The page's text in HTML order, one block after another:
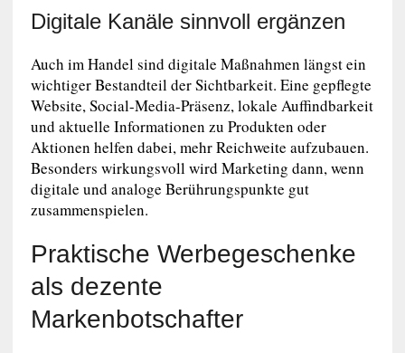
Digitale Kanäle sinnvoll ergänzen
Auch im Handel sind digitale Maßnahmen längst ein
wichtiger Bestandteil der Sichtbarkeit. Eine gepflegte
Website, Social-Media-Präsenz, lokale Auffindbarkeit
und aktuelle Informationen zu Produkten oder
Aktionen helfen dabei, mehr Reichweite aufzubauen.
Besonders wirkungsvoll wird Marketing dann, wenn
digitale und analoge Berührungspunkte gut
zusammenspielen.
Praktische Werbegeschenke
als dezente
Markenbotschafter